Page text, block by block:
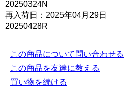
20250324N
再入荷日：2025年04月29日
20250428R
この商品について問い合わせる
この商品を友達に教える
買い物を続ける